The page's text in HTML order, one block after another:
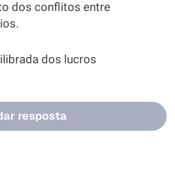
dos conflitos entre
dos lucros
resposta